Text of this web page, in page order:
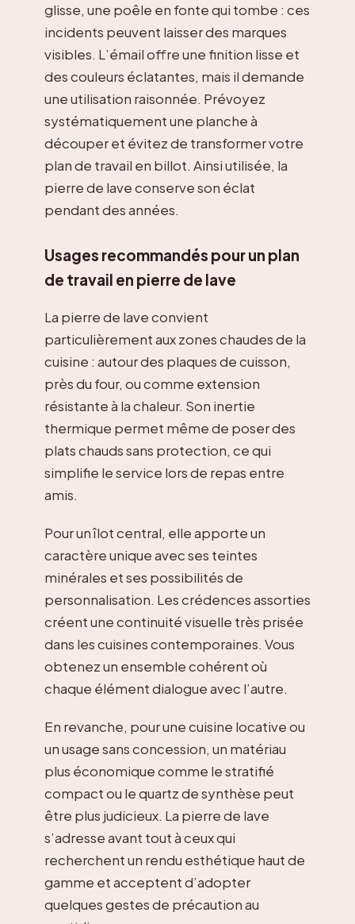
glisse, une poêle en fonte qui tombe : ces
incidents peuvent laisser des marques
visibles. L’émail offre une finition lisse et
des couleurs éclatantes, mais il demande
une utilisation raisonnée. Prévoyez
systématiquement une planche à
découper et évitez de transformer votre
plan de travail en billot. Ainsi utilisée, la
pierre de lave conserve son éclat
pendant des années.
Usages recommandés pour un plan
de travail en pierre de lave
La pierre de lave convient
particulièrement aux zones chaudes de la
cuisine : autour des plaques de cuisson,
près du four, ou comme extension
résistante à la chaleur. Son inertie
thermique permet même de poser des
plats chauds sans protection, ce qui
simplifie le service lors de repas entre
amis.
Pour un îlot central, elle apporte un
caractère unique avec ses teintes
minérales et ses possibilités de
personnalisation. Les crédences assorties
créent une continuité visuelle très prisée
dans les cuisines contemporaines. Vous
obtenez un ensemble cohérent où
chaque élément dialogue avec l’autre.
En revanche, pour une cuisine locative ou
un usage sans concession, un matériau
plus économique comme le stratifié
compact ou le quartz de synthèse peut
être plus judicieux. La pierre de lave
s’adresse avant tout à ceux qui
recherchent un rendu esthétique haut de
gamme et acceptent d’adopter
quelques gestes de précaution au